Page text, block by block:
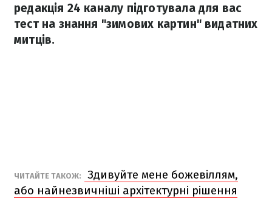
редакція 24 каналу підготувала для вас
тест на знання "зимових картин" видатних
митців.
ЧИТАЙТЕ ТАКОЖ:
Здивуйте мене божевіллям,
або найнезвичніші архітектурні рішення